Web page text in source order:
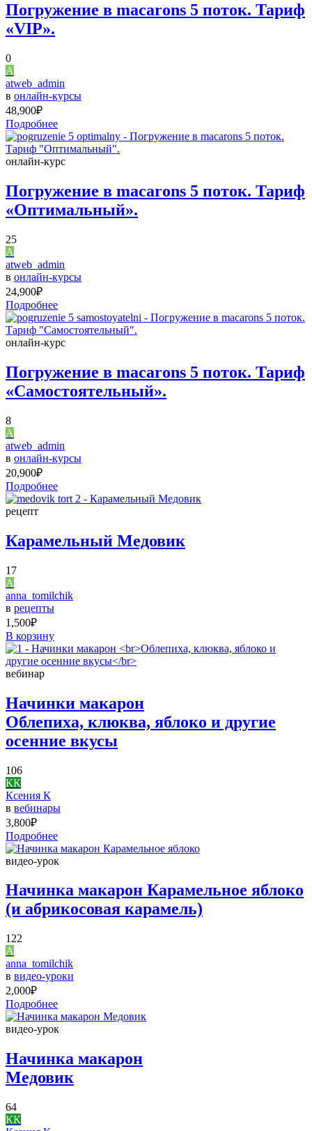
Погружение в macarons 5 поток. Тариф
«VIP».
0
A
atweb_admin
в онлайн-курсы
48,900₽
Подробнее
онлайн-курс
Погружение в macarons 5 поток. Тариф
«Оптимальный».
25
A
atweb_admin
в онлайн-курсы
24,900₽
Подробнее
онлайн-курс
Погружение в macarons 5 поток. Тариф
«Самостоятельный».
8
A
atweb_admin
в онлайн-курсы
20,900₽
Подробнее
рецепт
Карамельный Медовик
17
A
anna_tomilchik
в рецепты
1,500₽
В корзину
вебинар
Начинки макарон
Облепиха, клюква, яблоко и другие
осенние вкусы
106
КК
Ксения К
в вебинары
3,800₽
Подробнее
видео-урок
Начинка макарон Карамельное яблоко
(и абрикосовая карамель)
122
A
anna_tomilchik
в видео-уроки
2,000₽
Подробнее
видео-урок
Начинка макарон
Медовик
64
КК